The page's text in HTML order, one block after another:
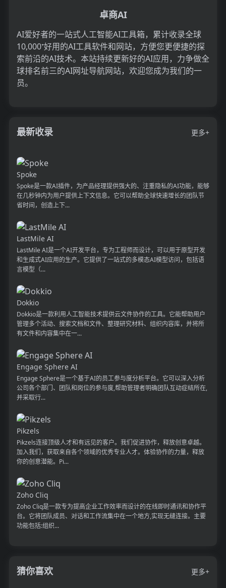
卓商AI
AI爱好者的一站式人工智能AI工具箱，累计收录全球
10,000⁺好用的AI工具软件和网站，方便您更便捷的探
索前沿的AI技术。本站持续更新好的AI应用，力争做全
球排名前三的AI网址导航网站，欢迎您成为我们的一
员。
最新收录 更多+
Spoke
Spoke是一款AI插件，为产品经理提供强大的、注重隐私的AI功能，能够
在几秒钟内为用户提供上下文信息。它可以帮助全球快速增长的团队节
省时间，创造上下...
LastMile AI
LastMile AI是一个AI开发平台，专为工程师而设计，可以用于原型开发
和生成式AI应用的生产。它提供了一站式的多模态AI模型访问，包括语
言模型（...
Dokkio
Dokkio是一款利用人工智能技术提供云文件协作的工具。它能帮助用户
管理多个活动、搜索文档和文件、整理研究材料、组织内容库，并将所
有文件和内容集中在一...
Engage Sphere AI
Engage Sphere是一个基于AI的员工参与度分析平台。它可以深入分析
公司各个部门、团队和岗位的参与度,帮助管理者明确团队互动症结所在,
并采取行...
Pikzels
Pikzels连接顶级人才和有远见的客户。我们促进协作，释放创意卓越。
加入我们，获取来自各个领域的优秀专业人才。体验协作的力量，释放
你的创意潜能。Pi...
Zoho Cliq
Zoho Cliq是一款专为提高企业工作效率而设计的在线即时通讯和协作平
台。它将团队成员、对话和工作流集中在一个地方,实现无缝连接。主要
功能包括:组织...
猜你喜欢 更多+